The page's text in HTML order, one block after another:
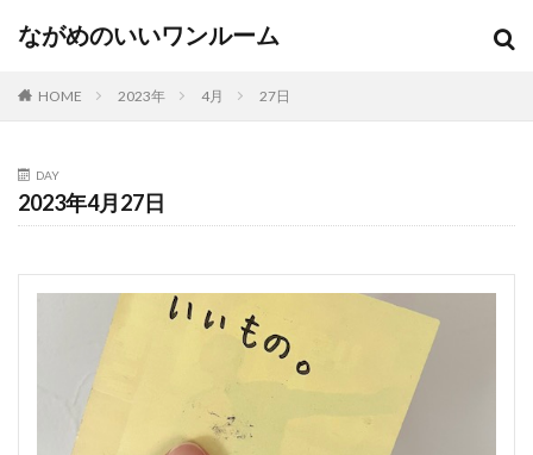
ながめのいいワンルーム
HOME 2023年 4月 27日
DAY
2023年4月27日